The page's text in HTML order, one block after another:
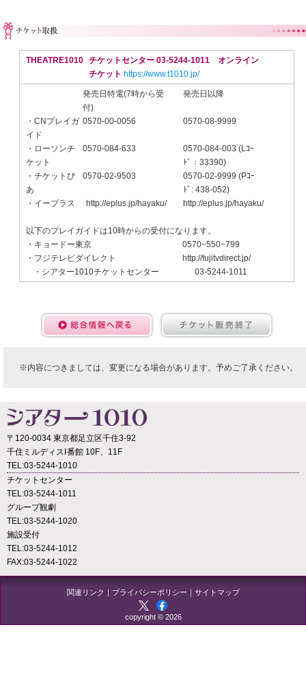
THEATRE1010
チケットセンター 03-5244-1011 オンライン
チケット https://www.t1010.jp/
発売日特電(7時から受
付)
発売日以降
・CNプレイガ
イド
0570-00-0056 0570-08-9999
・ローソンチ
ケット
0570-084-633
0570-084-003 (Lｺｰ
ﾄﾞ：33390)
・チケットぴ
あ
0570-02-9503
0570-02-9999 (Pｺｰ
ﾄﾞ: 438-052)
・イープラス
http://eplus.jp/hayaku/ http://eplus.jp/hayaku/
以下のプレイガイドは10時からの受付になります。
・キョードー東京
0570−550−799
・フジテレビダイレクト
http://fujitvdirect.jp/
・シアター1010チケットセンター
03-5244-1011
※内容につきましては、変更になる場合があります。予めご了承ください。
〒120-0034 東京都足立区千住3-92
千住ミルディスⅠ番館 10F、11F
TEL:03-5244-1010
チケットセンター
TEL:03-5244-1011
グループ観劇
TEL:03-5244-1020
施設受付
TEL:03-5244-1012
FAX:03-5244-1022
関連リンク ｜ プライバシーポリシー ｜ サイトマップ
copyright © 2026